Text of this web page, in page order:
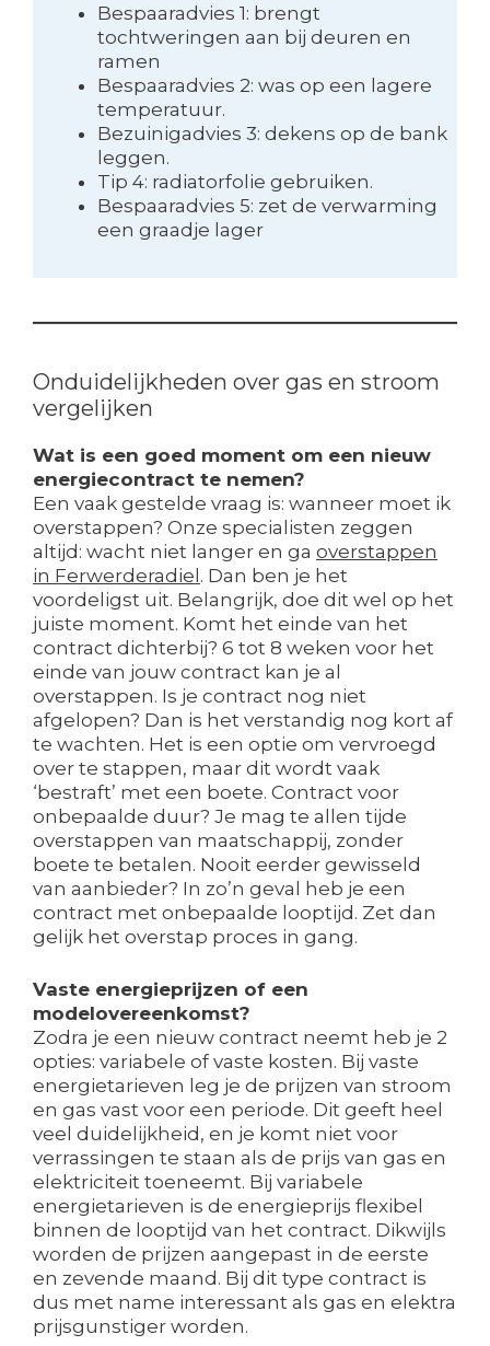
Bespaaradvies 1: brengt
tochtweringen aan bij deuren en
ramen
Bespaaradvies 2: was op een lagere
temperatuur.
Bezuinigadvies 3: dekens op de bank
leggen.
Tip 4: radiatorfolie gebruiken.
Bespaaradvies 5: zet de verwarming
een graadje lager
Onduidelijkheden over gas en stroom
vergelijken
Wat is een goed moment om een nieuw
energiecontract te nemen?
Een vaak gestelde vraag is: wanneer moet ik
overstappen? Onze specialisten zeggen
altijd: wacht niet langer en ga overstappen
in Ferwerderadiel . Dan ben je het
voordeligst uit. Belangrijk, doe dit wel op het
juiste moment. Komt het einde van het
contract dichterbij? 6 tot 8 weken voor het
einde van jouw contract kan je al
overstappen. Is je contract nog niet
afgelopen? Dan is het verstandig nog kort af
te wachten. Het is een optie om vervroegd
over te stappen, maar dit wordt vaak
‘bestraft’ met een boete. Contract voor
onbepaalde duur? Je mag te allen tijde
overstappen van maatschappij, zonder
boete te betalen. Nooit eerder gewisseld
van aanbieder? In zo’n geval heb je een
contract met onbepaalde looptijd. Zet dan
gelijk het overstap proces in gang.
Vaste energieprijzen of een
modelovereenkomst?
Zodra je een nieuw contract neemt heb je 2
opties: variabele of vaste kosten. Bij vaste
energietarieven leg je de prijzen van stroom
en gas vast voor een periode. Dit geeft heel
veel duidelijkheid, en je komt niet voor
verrassingen te staan als de prijs van gas en
elektriciteit toeneemt. Bij variabele
energietarieven is de energieprijs flexibel
binnen de looptijd van het contract. Dikwijls
worden de prijzen aangepast in de eerste
en zevende maand. Bij dit type contract is
dus met name interessant als gas en elektra
prijsgunstiger worden.